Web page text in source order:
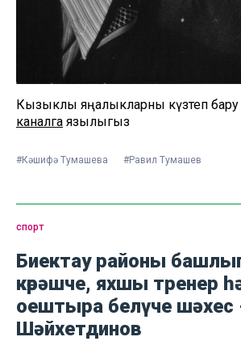
Кызыклы яңалыкларны күзәтеп бару
каналга язылыгыз
#Кәшифә Тумашева #Равил Тумашев
спорт
Биектау районы
көрәшче, яхшы тренер
оештыра белүче шәхес
Шәйхетдинов